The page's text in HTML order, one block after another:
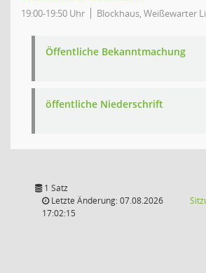
19:00-19:50 Uhr Blockhaus, Weißewarter
Öffentliche Bekanntmachung
öffentliche Niederschrift
1 Satz
Letzte Änderung: 07.08.2026
17:02:15